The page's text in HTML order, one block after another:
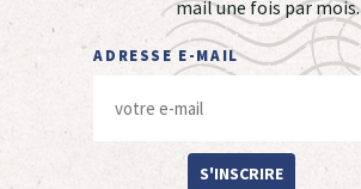
mail une fois par mois.
ADRESSE E-MAIL
S'INSCRIRE